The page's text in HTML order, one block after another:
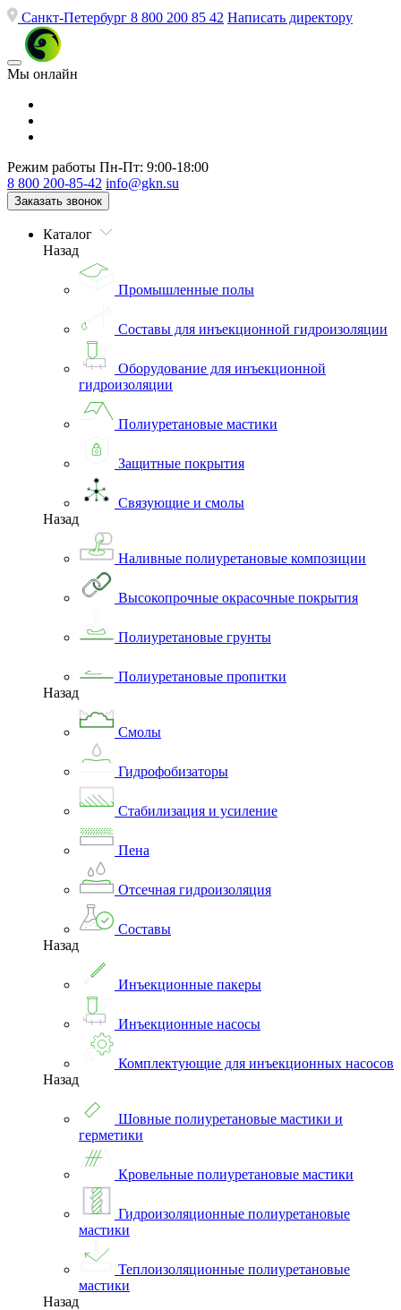
Санкт-Петербург 8 800 200 85 42 Написать директору
Мы онлайн
Режим работы Пн-Пт: 9:00-18:00
8 800 200-85-42 info@gkn.su
Заказать звонок
Каталог
Назад
Промышленные полы
Составы для инъекционной гидроизоляции
Оборудование для инъекционной
гидроизоляции
Полиуретановые мастики
Защитные покрытия
Связующие и смолы
Назад
Наливные полиуретановые композиции
Высокопрочные окрасочные покрытия
Полиуретановые грунты
Полиуретановые пропитки
Назад
Смолы
Гидрофобизаторы
Стабилизация и усиление
Пена
Отсечная гидроизоляция
Составы
Назад
Инъекционные пакеры
Инъекционные насосы
Комплектующие для инъекционных насосов
Назад
Шовные полиуретановые мастики и
герметики
Кровельные полиуретановые мастики
Гидроизоляционные полиуретановые
мастики
Теплоизоляционные полиуретановые
мастики
Назад